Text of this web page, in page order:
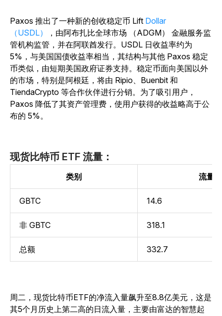
Paxos 推出了一种新的创收稳定币 Lift Dollar
（USDL）
，由阿布扎比全球市场 （ADGM） 金融服务监
管机构监管，并在阿联酋发行。USDL 日收益率约为
5%，与美国国债收益率相当，其结构与其他 Paxos 稳定
币类似，由短期美国政府证券支持。稳定币面向美国以外
的市场，特别是阿根廷，将由 Ripio、Buenbit 和
TiendaCrypto 等合作伙伴进行分销。为了吸引用户，
Paxos 降低了其资产管理费，使用户获得的收益略高于公
布的 5%。
现货比特币 ETF 流量：
类别 流量
GBTC 14.6
非 GBTC 318.1
总额 332.7
周二，现货比特币ETF的净流入量飙升至8.8亿美元，这是
其5个月历史上第二高的日流入量，主要由富达的智慧起